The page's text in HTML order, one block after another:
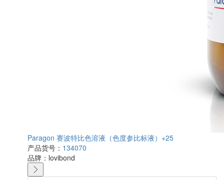
Paragon 赛波特比色溶液（色度参比标液）+25
产品货号： 134070
品牌： lovibond